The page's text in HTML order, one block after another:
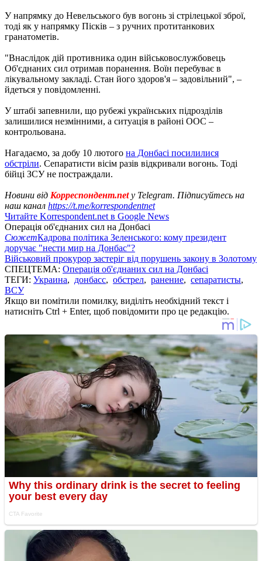
У напрямку до Невельського був вогонь зі стрілецької зброї,
тоді як у напрямку Пісків – з ручних протитанкових
гранатометів.
"Внаслідок дій противника один військовослужбовець
Об'єднаних сил отримав поранення. Воїн перебуває в
лікувальному закладі. Стан його здоров'я – задовільний", –
йдеться у повідомленні.
У штабі запевнили, що рубежі українських підрозділів
залишилися незмінними, а ситуація в районі ООС –
контрольована.
Нагадаємо, за добу 10 лютого на Донбасі посилилися
обстріли. Сепаратисти вісім разів відкривали вогонь. Тоді
бійці ЗСУ не постраждали.
Новини від Корреспондент.netу Telegram. Підписуйтесь на
наш канал https://t.me/korrespondentnet
Читайте Korrespondent.net в Google News
Операція об'єднаних сил на Донбасі
СюжетКадрова політика Зеленського: кому президент
доручає "нести мир на Донбас"?
Військовий прокурор застеріг від порушень закону в Золотому
СПЕЦТЕМА: Операція об'єднаних сил на Донбасі
ТЕГИ: Украина, донбасс, обстрел, ранение, сепаратисты,
ВСУ
Якщо ви помітили помилку, виділіть необхідний текст і
натисніть Ctrl + Enter, щоб повідомити про це редакцію.